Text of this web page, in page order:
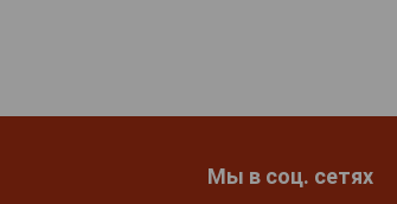
Мы в соц. сетях